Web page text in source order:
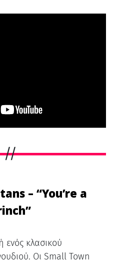
– “You’re a
κλασικού
Οι Small Town